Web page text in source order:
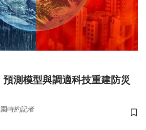
測模型與調適科技重建防災
特約記者
儲